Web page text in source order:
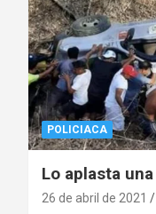
POLICIACA
Lo aplasta
26 de abril de 2021